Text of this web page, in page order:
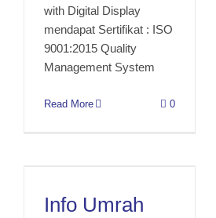
with Digital Display
mendapat Sertifikat : ISO
9001:2015 Quality
Management System
Read More 0
Info Umrah